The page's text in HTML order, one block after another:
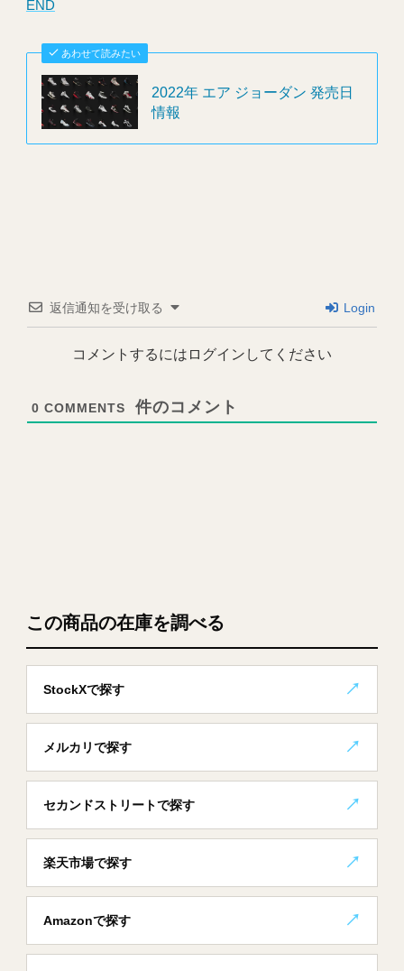
END
あわせて読みたい
2022年 エア ジョーダン 発売日
情報
この商品の在庫を調べる
StockXで探す
メルカリで探す
セカンドストリートで探す
楽天市場で探す
Amazonで探す
返信通知を受け取る Login
コメントするにはログインしてください
0 COMMENTS